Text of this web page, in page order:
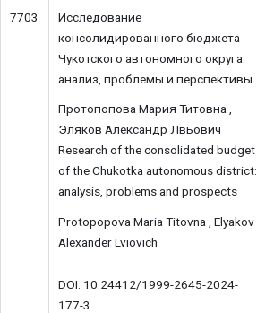
7703
Исследование
консолидированного бюджета
Чукотского автономного округа:
анализ, проблемы и перспективы
Протопопова Мария Титовна ,
Эляков Александр Лвьович
Research of the consolidated budget
of the Chukotka autonomous district:
analysis, problems and prospects
Protopopova Maria Titovna , Elyakov
Alexander Lviovich
DOI: 10.24412/1999-2645-2024-
177-3